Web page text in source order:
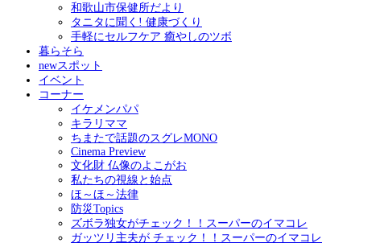
和歌山市保健所だより
タニタに聞く! 健康づくり
手軽にセルフケア 癒やしのツボ
暮らそら
newスポット
イベント
コーナー
イケメンパパ
キラリママ
ちまたで話題のスグレMONO
Cinema Preview
文化財 仏像のよこがお
私たちの視線と始点
ほ～ほ～法律
防災Topics
ズボラ独女がチェック！！スーパーのイマコレ
ガッツリ主夫が チェック！！スーパーのイマコレ